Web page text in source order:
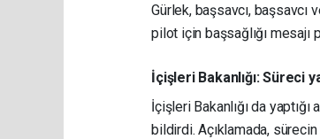
Gürlek, başsavcı,
pilot için başsağlığı mesajı
İçişleri Bakanlığı: Süreci
İçişleri Bakanlığı da yaptığı
bildirdi. Açıklamada,